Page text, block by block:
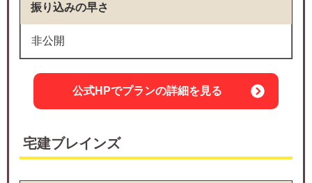
振り込みの早さ
非公開
公式HPでプランの詳細を見る
宅建ブレインズ